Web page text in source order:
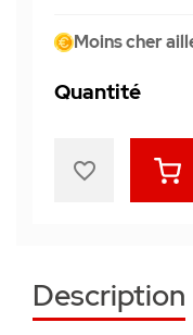
Moins cher
Quantité
favorite_border
Description